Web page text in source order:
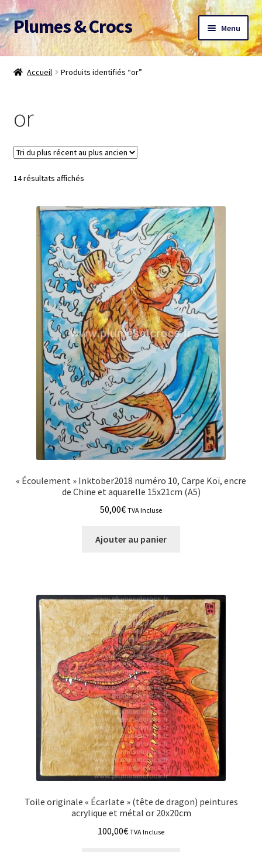
Aller
à
la
navigation
Aller
au
contenu
Plumes & Crocs Menu
Accueil
Panier
Mon compte
A propos
Me contacter
Accueil Produits identifiés “or”
or
14 résultats affichésTrié
récent
au
plus
ancien
« Écoulement » Inktober2018 numéro 10, Carpe Koï, encre
de Chine et aquarelle 15x21cm (A5)
50,00€ TVA Incluse
Ajouter au panier
Toile originale « Écarlate » (tête de dragon) peintures
acrylique et métal or 20x20cm
100,00€ TVA Incluse